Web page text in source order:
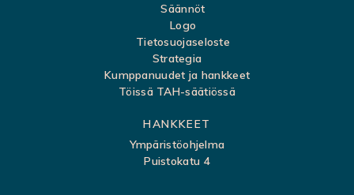
Säännöt
Logo
Tietosuojaseloste
Strategia
Kumppanuudet ja hankkeet
Töissä TAH-säätiössä
HANKKEET
Ympäristöohjelma
Puistokatu 4